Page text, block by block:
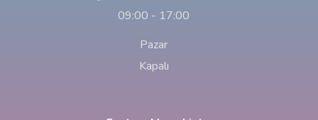
09:00 - 17:00
Pazar
Kapalı